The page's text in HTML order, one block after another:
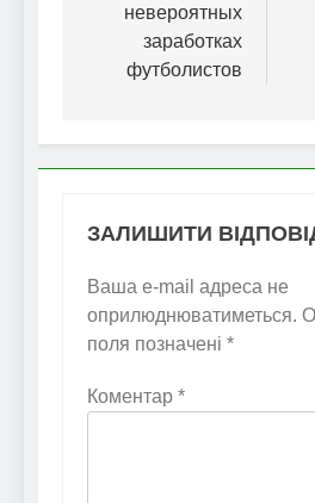
невероятных
заработках
футболистов
ЗАЛИШИТИ
Ваша e-mail адреса не
оприлюднюватиметься.
поля позначені *
Коментар *